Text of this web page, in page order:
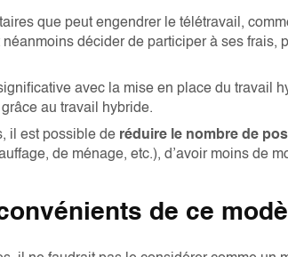
que peut engendrer le télétravail,
décider de participer à ses frais,
avec la mise en place du travail
au travail hybride.
il est possible de réduire le nombre de
de ménage, etc.), d’avoir moins de
de ce